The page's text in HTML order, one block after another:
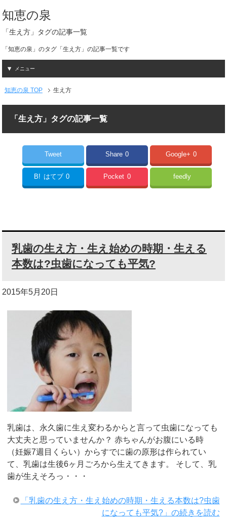
知恵の泉
「生え方」タグの記事一覧
「知恵の泉」のタグ「生え方」の記事一覧です
メニュー
知恵の泉 TOP 生え方
「生え方」タグの記事一覧
Tweet Share 0 Google+ 0
B! はてブ 0 Pocket 0 feedly
乳歯の生え方・生え始めの時期・生える
本数は?虫歯になっても平気?
2015年5月20日
乳歯は、永久歯に生え変わるからと言って虫歯になっても
大丈夫と思っていませんか？ 赤ちゃんがお腹にいる時
（妊娠7週目くらい）からすでに歯の原形は作られてい
て、乳歯は生後6ヶ月ごろから生えてきます。 そして、乳
歯が生えそろっ・・・
「乳歯の生え方・生え始めの時期・生える本数は?虫歯
になっても平気?」の続きを読む